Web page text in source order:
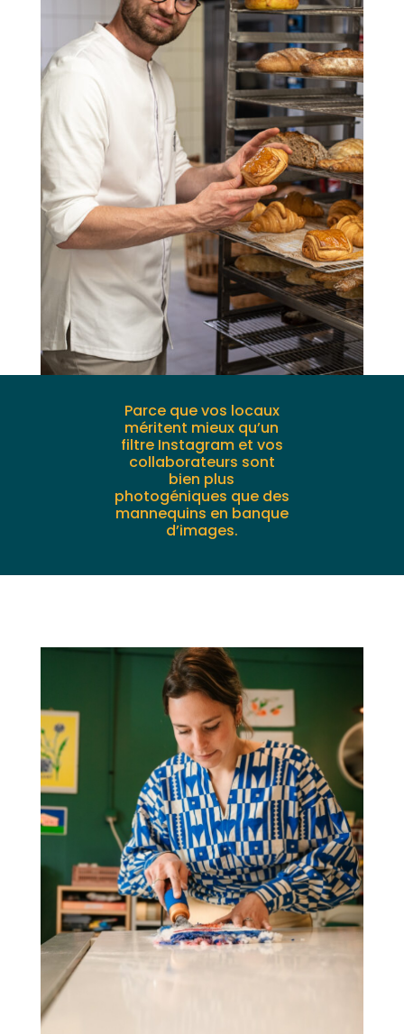
Parce que vos locaux
méritent mieux qu’un
filtre Instagram et vos
collaborateurs sont
bien plus
photogéniques que des
mannequins en banque
d’images.